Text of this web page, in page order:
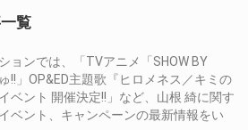
覧
ョンでは、「TVアニメ「SHOW BY
!!」OP&ED主題歌『ヒロメネス／キミの
ベント 開催決定!!」など、山根 綺に関す
ベント、キャンペーンの最新情報をい